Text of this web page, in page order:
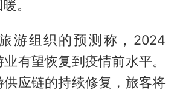
。
游组织的预测称，2024
有望恢复到疫情前水平。
供应链的持续修复，旅客将